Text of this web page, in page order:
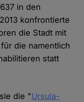
in den
konfrontierte
die Stadt mit
die namentlich
statt
die "Ursula-